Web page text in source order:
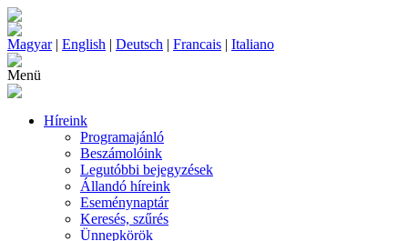
Magyar| English | Deutsch | Francais | Italiano
Menü
Híreink
Programajánló
Beszámolóink
Legutóbbi bejegyzések
Állandó híreink
Eseménynaptár
Keresés, szűrés
Ünnepkörök